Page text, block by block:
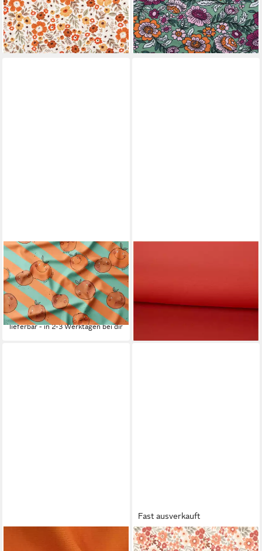
13,95 €
(13,95 €/ 1 m)
lieferbar - in 3-4 Werktagen bei dir
allergikergeeignet
13,95 €
(13,95 €/ 1 m)
lieferbar - in 3-4 Werktagen bei dir
LEYLAS WELT
Stoff Stoff Jersey Ohhhh
Range Katzengold Designs,
Reaktivdruck
24,90 €
(24,90 €/ 1 m)
lieferbar - in 2-3 Werktagen bei dir
15,95 €
Fast ausverkauft
SCHÖNER LEBEN.